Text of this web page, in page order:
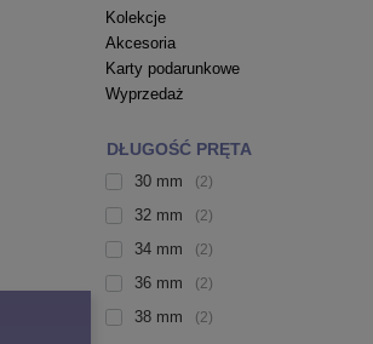
Kolekcje
Akcesoria
Karty podarunkowe
Wyprzedaż
DŁUGOŚĆ PRĘTA
30 mm 2
32 mm 2
34 mm 2
36 mm 2
38 mm 2